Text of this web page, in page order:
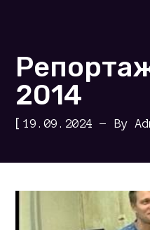
2014
[19.09.2024 By